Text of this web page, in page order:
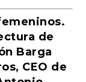
de
Barga
CEO de